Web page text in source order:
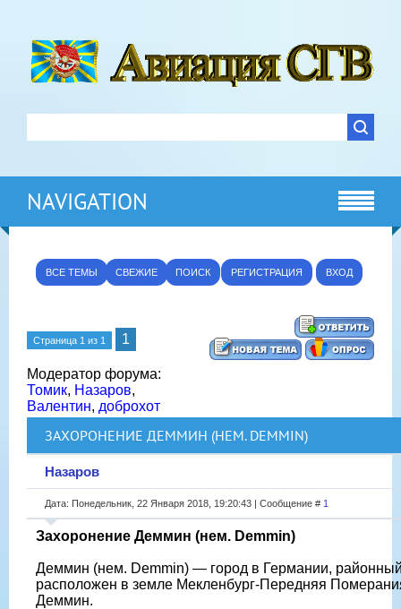
NAVIGATION
ВСЕ ТЕМЫ СВЕЖИЕ ПОИСК РЕГИСТРАЦИЯ ВХОД
Страница 1 из 1 1
Модератор форума:
Томик, Назаров,
Валентин, доброхот
ЗАХОРОНЕНИЕ ДЕММИН (НЕМ. DEMMIN)
Назаров
Дата: Понедельник, 22 Января 2018, 19:20:43 | Сообщение # 1
Захоронение Деммин (нем. Demmin)
Деммин (нем. Demmin) — город в Германии, районный
расположен в земле Мекленбург-Передняя
Деммин.